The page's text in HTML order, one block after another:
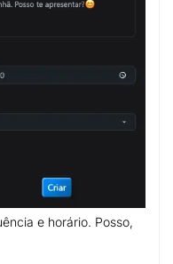
e horário. Posso,